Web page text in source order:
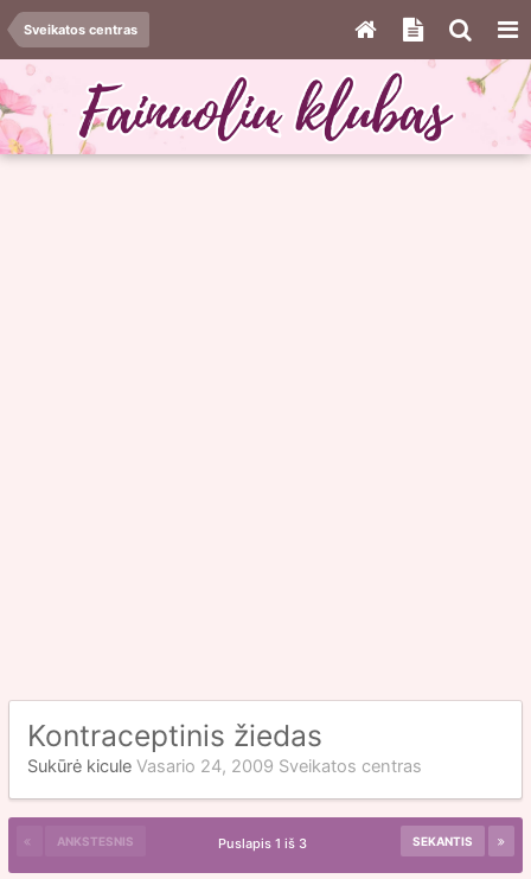
Sveikatos centras
Kontraceptinis žiedas
Sukūrė kicule Vasario 24, 2009 Sveikatos centras
ANKSTESNIS SEKANTIS
Puslapis 1 iš 3